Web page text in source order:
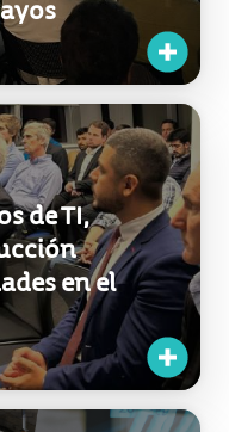
de
a Paraguay